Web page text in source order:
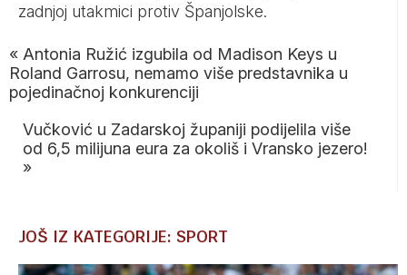
zadnjoj utakmici protiv Španjolske.
« Antonia Ružić izgubila od Madison Keys u
Roland Garrosu, nemamo više predstavnika u
pojedinačnoj konkurenciji
Vučković u Zadarskoj županiji podijelila više
od 6,5 milijuna eura za okoliš i Vransko jezero!
»
JOŠ IZ KATEGORIJE: SPORT